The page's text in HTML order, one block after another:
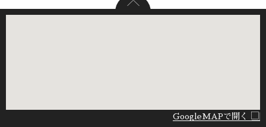
GoogleMAPで開く